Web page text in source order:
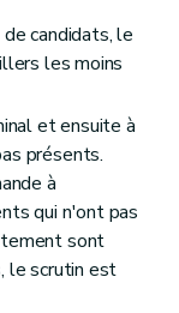
candidats, le
les moins
et ensuite à
présents.
à
qui n'ont pas
sont
le scrutin est